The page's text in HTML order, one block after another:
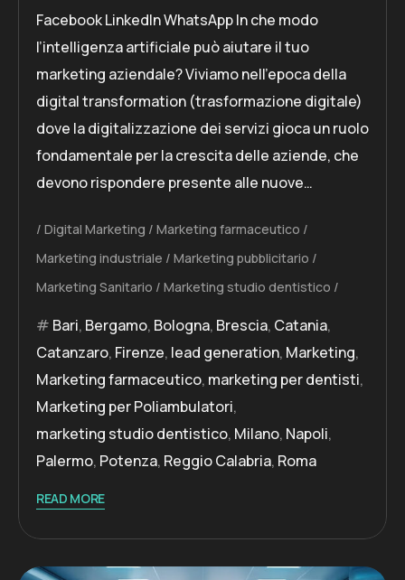
Facebook LinkedIn WhatsApp In che modo
l’intelligenza artificiale può aiutare il tuo
marketing aziendale? Viviamo nell’epoca della
digital transformation (trasformazione digitale)
dove la digitalizzazione dei servizi gioca un ruolo
fondamentale per la crescita delle aziende, che
devono rispondere presente alle nuove…
Digital Marketing
Marketing farmaceutico
Marketing industriale
Marketing pubblicitario
Marketing Sanitario
Marketing studio dentistico
Bari, Bergamo, Bologna, Brescia, Catania,
Catanzaro, Firenze, lead generation, Marketing,
Marketing farmaceutico, marketing per dentisti,
Marketing per Poliambulatori,
marketing studio dentistico, Milano, Napoli,
Palermo, Potenza, Reggio Calabria, Roma
READ MORE